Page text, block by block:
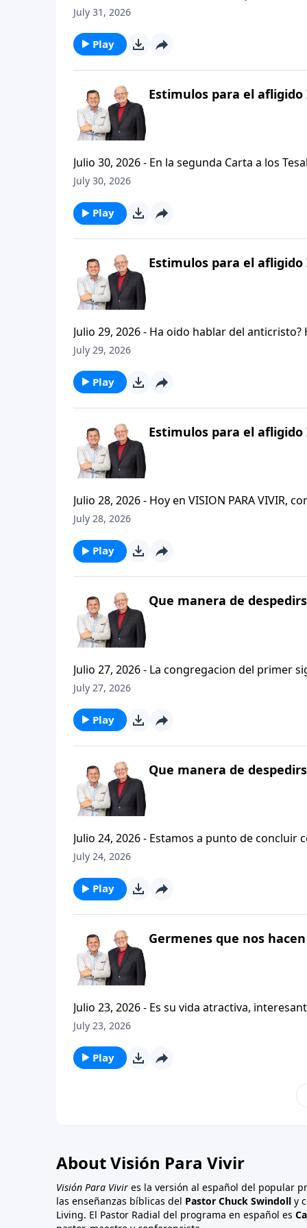
problemas, buscando empaquetar nuestros problemas en
respuestas a nuestros dilemas con esta serie
July 31, 2026
Play
Estimulos para el
Julio 30, 2026 - En la segunda Carta a los
permanezcan firmes y aferrados a las
del mensaje que comenzamos hace un par
July 30, 2026
Play
Estimulos para el
Julio 29, 2026 - Ha oido hablar del
que se refiere la Biblia cuando usa la palabra
capitulo de 2 Tesalonicenses y escuchemos
AFLIGIDO.
July 29, 2026
Play
Estimulos para el afligido
Julio 28, 2026 - Hoy en VISION PARA
CRISTIANISMO FIRME: UN ESTUDIO DE 2
el pastor Carlos A. Zazueta titulo: "ESTIMULOS
July 28, 2026
Play
Que manera de
Julio 27, 2026 - La congregacion del primer
interpersonales cristianas y genuinas. Se afirmaban mutuamente. Daban cuentas de si mismos unos con
que significa desarrollar relaciones
July 27, 2026
Play
Que manera de
Julio 24, 2026 - Estamos a punto de
tesalonicenses titulado: Cristianismo Contagioso. En este escrito vemos una despedida franca. En
a sus hijos espirituales con una bendicion
July 24, 2026
Play
Germenes que nos
Julio 23, 2026 - Es su vida atractiva, interesante o contagiosa? Bienvenido a
Carlos A. Zazueta. Actualmente estamos estudiando la primera carta a los Tesalonicenses, con esta serie
July 23, 2026
Play
About Visión Para Vivir
Visión Para Vivir es la versión al español del popular
las enseñanzas bíblicas del Pastor Chuck Swindoll y
Living. El Pastor Radial del programa en español es